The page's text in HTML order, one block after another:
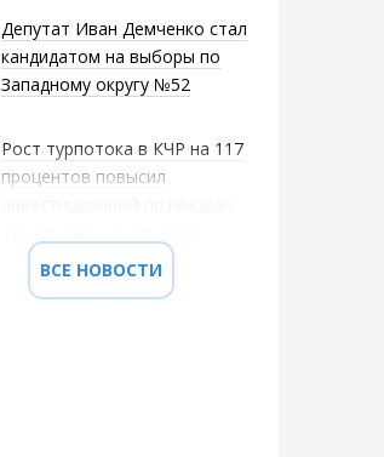
Депутат Иван Демченко стал
кандидатом на выборы по
Западному округу №52
Рост турпотока в КЧР на 117
процентов повысил
ВСЕ НОВОСТИ